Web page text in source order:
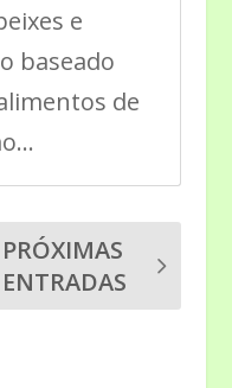
e
baseado
de
PRÓXIMAS
ENTRADAS